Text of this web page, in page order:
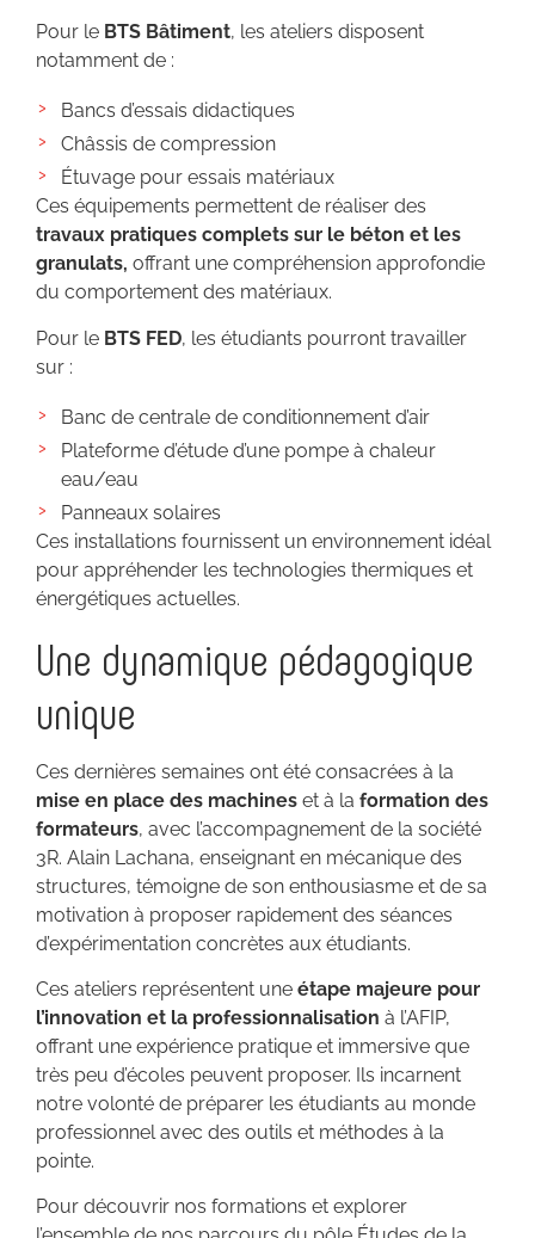
Pour le BTS Bâtiment, les ateliers disposent
notamment de :
Bancs d’essais didactiques
Châssis de compression
Étuvage pour essais matériaux
Ces équipements permettent de réaliser des
travaux pratiques complets sur le béton et les
granulats, offrant une compréhension approfondie
du comportement des matériaux.
Pour le BTS FED, les étudiants pourront travailler
sur :
Banc de centrale de conditionnement d’air
Plateforme d’étude d’une pompe à chaleur
eau/eau
Panneaux solaires
Ces installations fournissent un environnement idéal
pour appréhender les technologies thermiques et
énergétiques actuelles.
Une dynamique pédagogique
unique
Ces dernières semaines ont été consacrées à la
mise en place des machines et à la formation des
formateurs, avec l’accompagnement de la société
3R. Alain Lachana, enseignant en mécanique des
structures, témoigne de son enthousiasme et de sa
motivation à proposer rapidement des séances
d’expérimentation concrètes aux étudiants.
Ces ateliers représentent une étape majeure pour
l’innovation et la professionnalisation à l’AFIP,
offrant une expérience pratique et immersive que
très peu d’écoles peuvent proposer. Ils incarnent
notre volonté de préparer les étudiants au monde
professionnel avec des outils et méthodes à la
pointe.
Pour découvrir nos formations et explorer